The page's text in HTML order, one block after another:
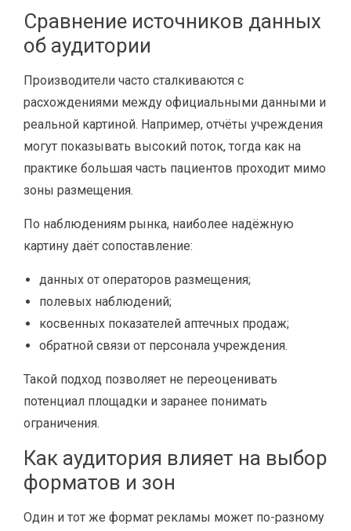
Сравнение источников данных
об аудитории
Производители часто сталкиваются с
расхождениями между официальными данными и
реальной картиной. Например, отчёты учреждения
могут показывать высокий поток, тогда как на
практике большая часть пациентов проходит мимо
зоны размещения.
По наблюдениям рынка, наиболее надёжную
картину даёт сопоставление:
данных от операторов размещения;
полевых наблюдений;
косвенных показателей аптечных продаж;
обратной связи от персонала учреждения.
Такой подход позволяет не переоценивать
потенциал площадки и заранее понимать
ограничения.
Как аудитория влияет на выбор
форматов и зон
Один и тот же формат рекламы может по-разному